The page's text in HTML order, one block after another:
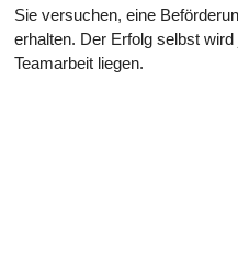
Sie versuchen, eine
erhalten. Der Erfolg selbst
Teamarbeit liegen.